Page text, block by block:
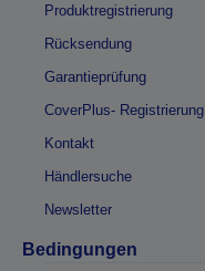
Produktregistrierung
Rücksendung
Garantieprüfung
CoverPlus- Registrierung
Kontakt
Händlersuche
Newsletter
Bedingungen